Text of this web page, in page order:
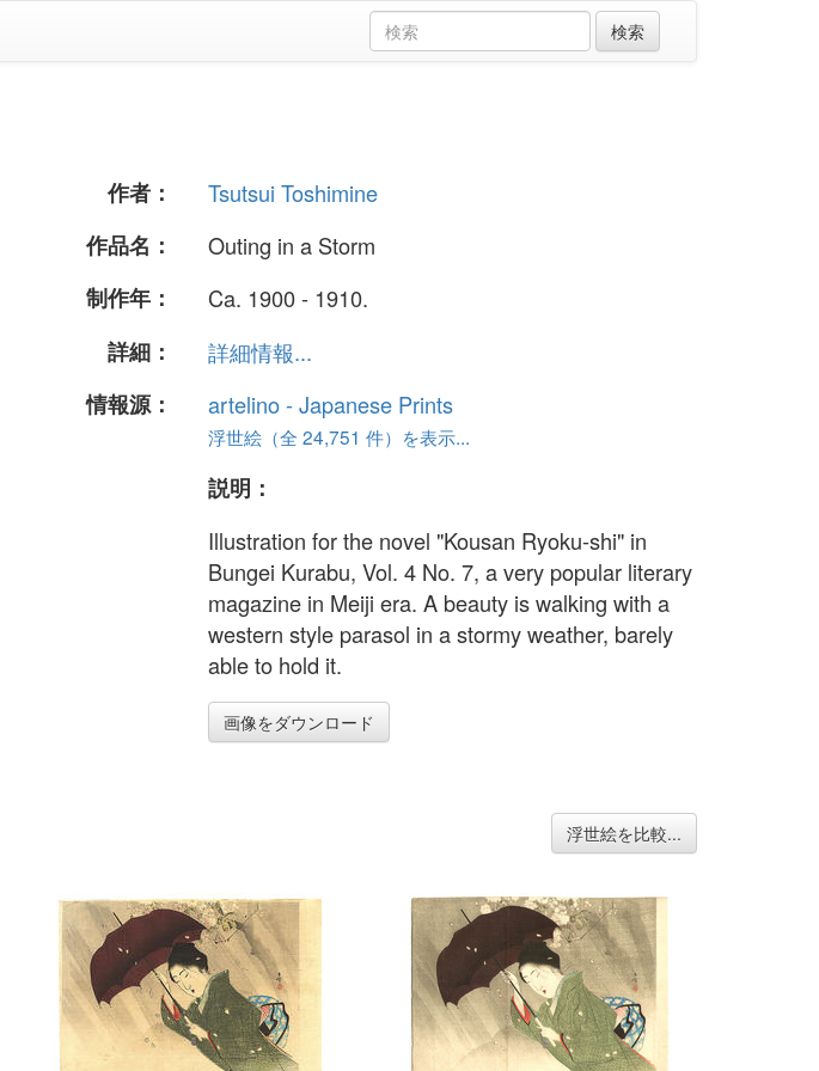
作者：
Tsutsui Toshimine
作品名：
Outing in a Storm
制作年：
Ca. 1900 - 1910.
詳細：
詳細情報...
情報源：
artelino - Japanese Prints
浮世絵（全 24,751 件）を表示...
説明：
Illustration for the novel "Kousan Ryoku-shi" in
Bungei Kurabu, Vol. 4 No. 7, a very popular literary
magazine in Meiji era. A beauty is walking with a
western style parasol in a stormy weather, barely
able to hold it.
画像をダウンロード
浮世絵を比較...